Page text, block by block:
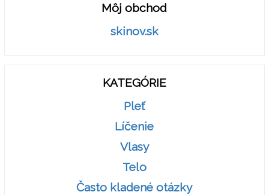
Môj obchod
skinov.sk
KATEGÓRIE
Pleť
Líčenie
Vlasy
Telo
Často kladené otázky